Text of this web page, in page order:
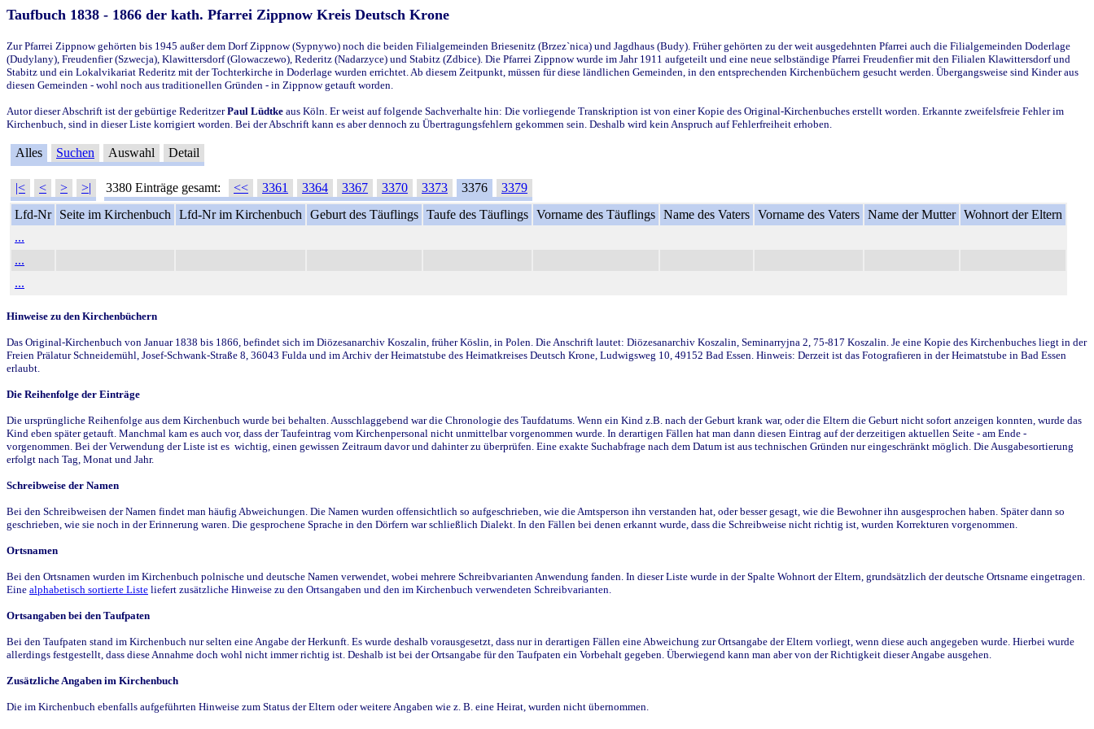
Taufbuch 1838 - 1866 der kath. Pfarrei Zippnow Kreis Deutsch Krone
Zur Pfarrei Zippnow gehörten bis 1945 außer dem Dorf Zippnow (Sypnywo) noch die beiden Filialgemeinden Briesenitz (Brzez`nica) und Jagdhaus (Budy). Früher gehörten zu der weit ausgedehnten Pfarrei auch die Filialgemeinden Doderlage
(Dudylany), Freudenfier (Szwecja), Klawittersdorf (Glowaczewo), Rederitz (Nadarzyce) und Stabitz (Zdbice). Die Pfarrei Zippnow wurde im Jahr 1911 aufgeteilt und eine neue selbständige Pfarrei Freudenfier mit den Filialen Klawittersdorf und
Stabitz und ein Lokalvikariat Rederitz mit der Tochterkirche in Doderlage wurden errichtet. Ab diesem Zeitpunkt, müssen für diese ländlichen Gemeinden, in den entsprechenden Kirchenbüchern gesucht werden. Übergangsweise sind Kinder aus
diesen Gemeinden - wohl noch aus traditionellen Gründen - in Zippnow getauft worden.
Autor dieser Abschrift ist der gebürtige RederitzerPaul Lüdtke aus Köln. Er weist auf folgende Sachverhalte hin: Die vorliegende Transkription ist von einer Kopie des Original-Kirchenbuches erstellt worden. Erkannte zweifelsfreie Fehler im
Kirchenbuch, sind in dieser Liste korrigiert worden. Bei der Abschrift kann es aber dennoch zu Übertragungsfehlern gekommen sein. Deshalb wird kein Anspruch auf Fehlerfreiheit erhoben.
Alles Suchen Auswahl Detail
|< < > >| 3380 Einträge gesamt: << 3361 3364 3367 3370 3373 3376
3379
Lfd-Nr
Seite im Kirchenbuch Lfd-Nr im Kirchenbuch Geburt des Täuflings Taufe des Täuflings Vorname des Täuflings Name des Vaters Vorname des Vaters Name der Mutter Wohnort der Eltern
...
...
...
Hinweise zu den Kirchenbüchern
Das Original-Kirchenbuch von Januar 1838 bis 1866, befindet sich im Diözesanarchiv Koszalin, früher Köslin, in Polen. Die Anschrift lautet: Diözesanarchiv Koszalin, Seminarryjna 2, 75-817 Koszalin. Je eine Kopie des Kirchenbuches liegt in der
Freien Prälatur Schneidemühl, Josef-Schwank-Straße 8, 36043 Fulda und im Archiv der Heimatstube des Heimatkreises Deutsch Krone, Ludwigsweg 10, 49152 Bad Essen. Hinweis: Derzeit ist das Fotografieren in der Heimatstube in Bad Essen
erlaubt.
Die Reihenfolge der Einträge
Die ursprüngliche Reihenfolge aus dem Kirchenbuch wurde bei behalten. Ausschlaggebend war die Chronologie des Taufdatums. Wenn ein Kind z.B. nach der Geburt krank war, oder die Eltern die Geburt nicht sofort anzeigen konnten, wurde das
Kind eben später getauft. Manchmal kam es auch vor, dass der Taufeintrag vom Kirchenpersonal nicht unmittelbar vorgenommen wurde. In derartigen Fällen hat man dann diesen Eintrag auf der derzeitigen aktuellen Seite - am Ende -
vorgenommen. Bei der Verwendung der Liste ist es wichtig, einen gewissen Zeitraum davor und dahinter zu überprüfen. Eine exakte Suchabfrage nach dem Datum ist aus technischen Gründen nur eingeschränkt möglich. Die Ausgabesortierung
erfolgt nach Tag, Monat und Jahr.
Schreibweise der Namen
Bei den Schreibweisen der Namen findet man häufig Abweichungen. Die Namen wurden offensichtlich so aufgeschrieben, wie die Amtsperson ihn verstanden hat, oder besser gesagt, wie die Bewohner ihn ausgesprochen haben. Später dann so
geschrieben, wie sie noch in der Erinnerung waren. Die gesprochene Sprache in den Dörfern war schließlich Dialekt. In den Fällen bei denen erkannt wurde, dass die Schreibweise nicht richtig ist, wurden Korrekturen vorgenommen.
Ortsnamen
Bei den Ortsnamen wurden im Kirchenbuch polnische und deutsche Namen verwendet, wobei mehrere Schreibvarianten Anwendung fanden. In dieser Liste wurde in der Spalte Wohnort der Eltern, grundsätzlich der deutsche Ortsname eingetragen.
Eine alphabetisch sortierte Liste liefert zusätzliche Hinweise zu den Ortsangaben und den im Kirchenbuch verwendeten Schreibvarianten.
Ortsangaben bei den Taufpaten
Bei den Taufpaten stand im Kirchenbuch nur selten eine Angabe der Herkunft. Es wurde deshalb vorausgesetzt, dass nur in derartigen Fällen eine Abweichung zur Ortsangabe der Eltern vorliegt, wenn diese auch angegeben wurde. Hierbei wurde
allerdings festgestellt, dass diese Annahme doch wohl nicht immer richtig ist. Deshalb ist bei der Ortsangabe für den Taufpaten ein Vorbehalt gegeben. Überwiegend kann man aber von der Richtigkeit dieser Angabe ausgehen.
Zusätzliche Angaben im Kirchenbuch
Die im Kirchenbuch ebenfalls aufgeführten Hinweise zum Status der Eltern oder weitere Angaben wie z. B. eine Heirat, wurden nicht übernommen.